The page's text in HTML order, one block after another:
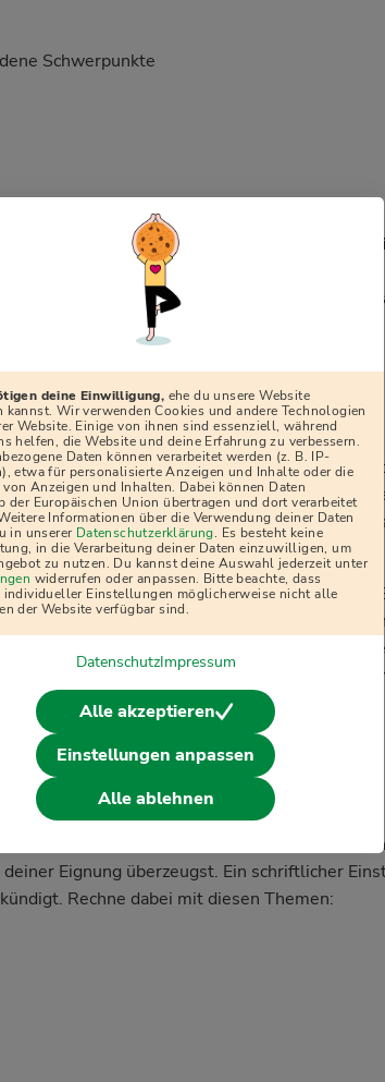
Schwerpunkte
dir außerdem, gleich
zwei Abschlüsse auf
der Versicherungswirtschaft oder der
Kaufmann/-frau für Versicherungen und
bei der Allianz
onlineab. Auf ihrer Website findest du alle
oder Studienplatz gefunden,
loszulegen. Dabei füllst du ein Formular
nicht, es ist aber ausdrücklich erlaubt.
Ausbildung / ein Studium bei der Allianz
gut strukturierter
gehört zu jeder
belegen, dass du alle Voraussetzungen
kommen vor?
nicht sofort die Ausbildung bzw. das
Eignung überzeugst. Ein schriftlicher
Rechne dabei mit diesen Themen:
deine Einwilligung, ehe du unsere Website
kannst. Wir verwenden Cookies und andere Technologien
Website. Einige von ihnen sind essenziell, während
helfen, die Website und deine Erfahrung zu verbessern.
Daten können verarbeitet werden (z. B. IP-
etwa für personalisierte Anzeigen und Inhalte oder die
von Anzeigen und Inhalten. Dabei können Daten
der Europäischen Union übertragen und dort verarbeitet
Informationen über die Verwendung deiner Daten
in unserer Datenschutzerklärung. Es besteht keine
in die Verarbeitung deiner Daten einzuwilligen, um
zu nutzen. Du kannst deine Auswahl jederzeit unter
widerrufen oder anpassen. Bitte beachte, dass
individueller Einstellungen möglicherweise nicht alle
der Website verfügbar sind.
DatenschutzImpressum
Alle akzeptieren
Einstellungen anpassen
Alle ablehnen